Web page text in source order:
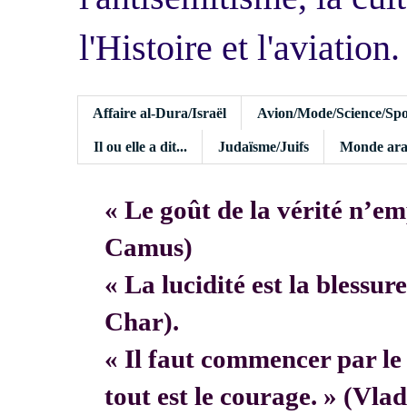
l'Histoire et l'aviation.
Affaire al-Dura/Israël Avion/Mode/Science/
Il ou elle a dit... Judaïsme/Juifs Monde
« Le goût de la vérité
Camus)
« La lucidité est la
Char).
« Il faut commencer par le
tout est le courage. »